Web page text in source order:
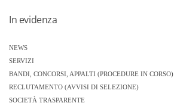
In evidenza
NEWS
SERVIZI
BANDI, CONCORSI, APPALTI (PROCEDURE IN CORSO)
RECLUTAMENTO (AVVISI DI SELEZIONE)
SOCIETÀ TRASPARENTE